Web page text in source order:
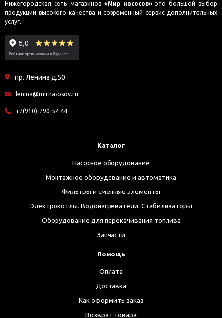
Нижегородская сеть магазинов «Мир насосов» это большой выбор
продукции высокого качества и современный сервис дополнительных
услуг.
пр. Ленина д.50
lenina@mirnasosov.ru
+7(910)-790-52-44
Каталог
Насосное оборудование
Монтажное оборудование и автоматика
Фильтры и сменные элементы
Электрокотлы. Водонагреватели. Стабилизаторы
Оборудование для перекачивания топлива
Запчасти
Помощь
Оплата
Доставка
Как оформить заказ
Возврат товара